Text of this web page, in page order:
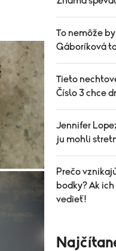
To nemôže
Gáboríková
Tieto
Číslo 3 chce
Jennifer
ju mohli
Prečo
bodky? Ak
vedieť!